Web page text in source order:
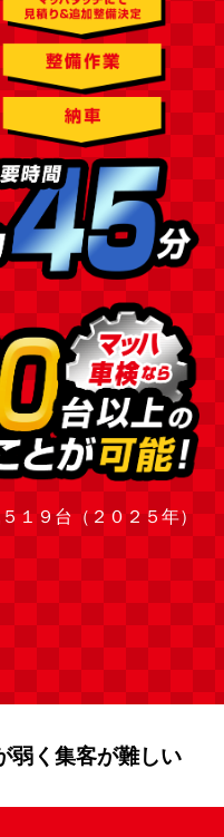
１９台（２０２５年）
弱く集客が難しい